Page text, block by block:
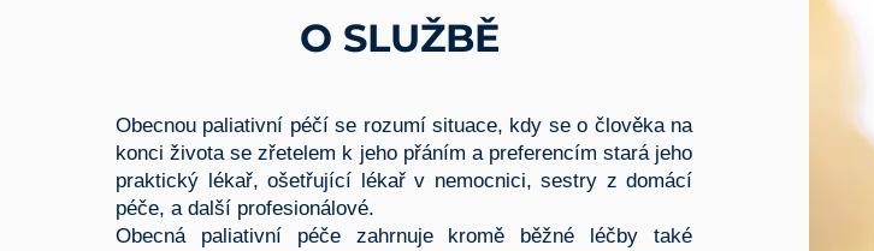
O SLUŽBĚ
Obecnou paliativní péčí se rozumí situace, kdy se o člověka na
konci života se zřetelem k jeho přáním a preferencím stará jeho
praktický lékař, ošetřující lékař v nemocnici, sestry z domácí
péče, a další profesionálové.
Obecná paliativní péče zahrnuje kromě běžné léčby také